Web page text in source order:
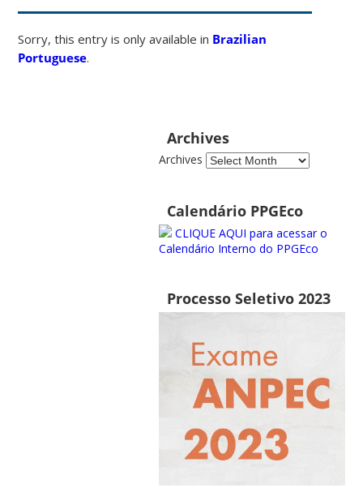
Sorry, this entry is only available in Brazilian
Portuguese.
Archives
Archives
Calendário PPGEco
CLIQUE AQUI para acessar o
Calendário Interno do PPGEco
Processo Seletivo 2023